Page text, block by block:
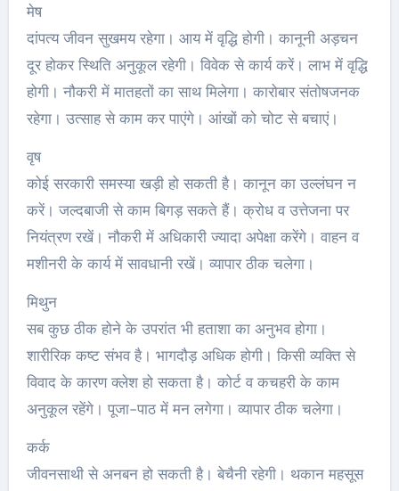
मेष
दांपत्य जीवन सुखमय रहेगा। आय में वृद्धि होगी। कानूनी अड़चन
दूर होकर स्थिति अनुकूल रहेगी। विवेक से कार्य करें। लाभ में वृद्धि
होगी। नौकरी में मातहतों का साथ मिलेगा। कारोबार संतोषजनक
रहेगा। उत्साह से काम कर पाएंगे। आंखों को चोट से बचाएं।
वृष
कोई सरकारी समस्या खड़ी हो सकती है। कानून का उल्लंघन न
करें। जल्दबाजी से काम बिगड़ सकते हैं। क्रोध व उत्तेजना पर
नियंत्रण रखें। नौकरी में अधिकारी ज्यादा अपेक्षा करेंगे। वाहन व
मशीनरी के कार्य में सावधानी रखें। व्यापार ठीक चलेगा।
मिथुन
सब कुछ ठीक होने के उपरांत भी हताशा का अनुभव होगा।
शारीरिक कष्ट संभव है। भागदौड़ अधिक होगी। किसी व्यक्ति से
विवाद के कारण क्लेश हो सकता है। कोर्ट व कचहरी के काम
अनुकूल रहेंगे। पूजा-पाठ में मन लगेगा। व्यापार ठीक चलेगा।
कर्क
जीवनसाथी से अनबन हो सकती है। बेचैनी रहेगी। थकान महसूस